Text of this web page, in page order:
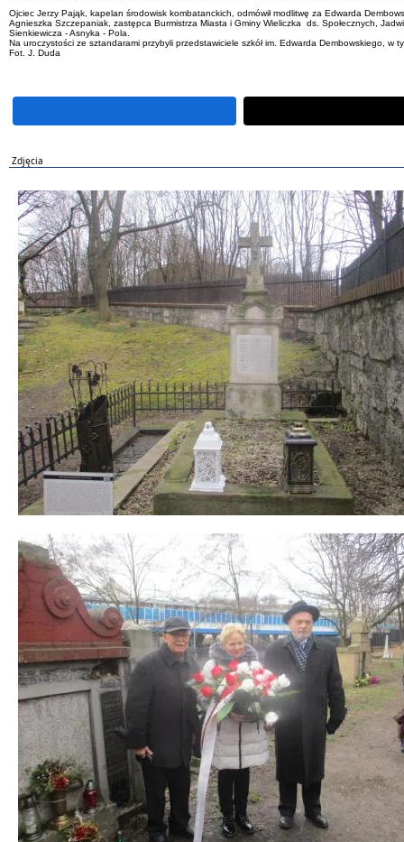
Ojciec Jerzy Pająk, kapelan środowisk kombatanckich, odmówił modlitwę za Edwarda
Agnieszka Szczepaniak, zastępca Burmistrza Miasta i Gminy Wieliczka ds. Społecznych,
Sienkiewicza - Asnyka - Pola.
Na uroczystości ze sztandarami przybyli przedstawiciele szkół im. Edwarda Dembowskiego,
Fot. J. Duda
Zdjęcia